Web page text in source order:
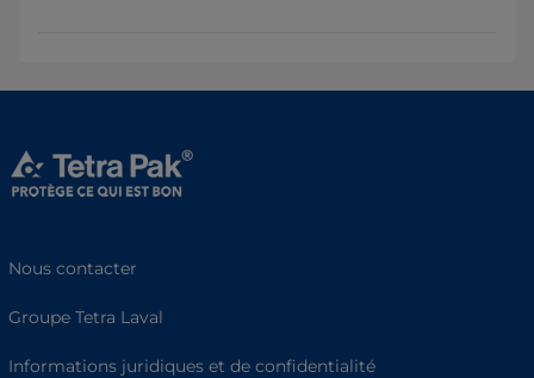
Nous contacter
Groupe Tetra Laval
Informations juridiques et de confidentialité